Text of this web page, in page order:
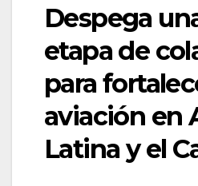
Despega
etapa de
para
aviación en
Latina y el